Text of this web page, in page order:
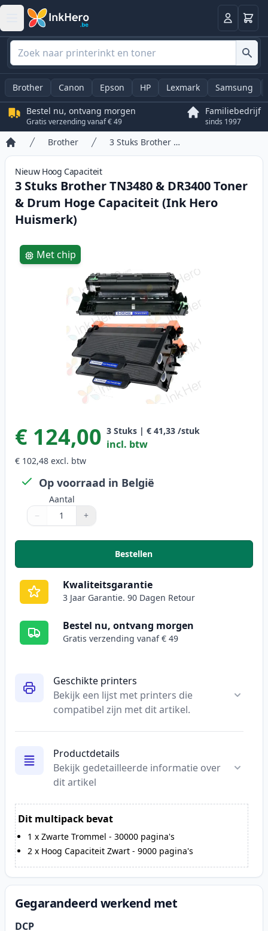
Log in
Brother Canon Epson HP Lexmark Samsung
Bestel nu, ontvang morgen
Gratis verzending vanaf € 49
Familiebedrijf
sinds 1997
Home
Brother 3 Stuks Brother TN3480 & DR3400 Toner & Drum Hoge Capaciteit (Ink Hero Huismerk)
Nieuw Hoog Capaciteit
3 Stuks Brother TN3480 & DR3400 Toner
& Drum Hoge Capaciteit (Ink Hero
Huismerk)
Geschikte printers
Bekijk een lijst met printers die
compatibel zijn met dit artikel.
Productdetails
Bekijk gedetailleerde informatie over
dit artikel
Dit multipack bevat
1 x Zwarte Trommel - 30000 pagina's
2 x Hoog Capaciteit Zwart - 9000 pagina's
Product information
Met chip
€ 124,00 3 Stuks | € 41,33 /stuk
incl. btw
€ 102,48 excl. btw
Op voorraad in België
Aantal
Aantal
Gebruik de knoppen om aan te passen
− +
Aantal 1
Bestellen
,3 stuks Brother TN3480 &
Kwaliteitsgarantie
3 Jaar Garantie. 90 Dagen Retour
Bestel nu, ontvang morgen
Gratis verzending vanaf € 49
Gegarandeerd werkend met
DCP